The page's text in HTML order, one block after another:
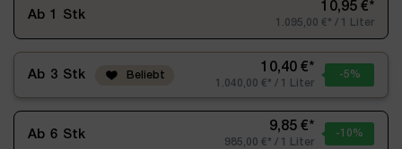
Ab 1 Stk
10,95 €*
1.095,00 €* / 1 Liter
Ab 3 Stk Beliebt
10,40 €*
1.040,00 €* / 1 Liter
-5%
Ab 6 Stk
9,85 €*
985,00 €* / 1 Liter
-10%